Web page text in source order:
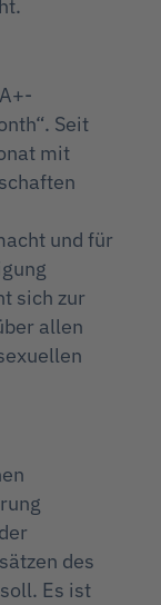
Seit
mit
und für
sich zur
allen
des
Es ist